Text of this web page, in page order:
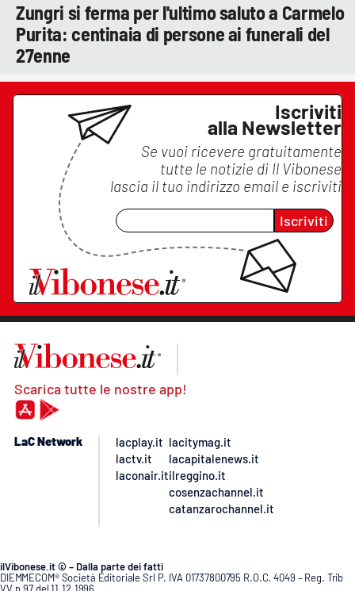
Zungri si ferma per l'ultimo saluto a Carmelo
Purita: centinaia di persone ai funerali del
27enne
Iscriviti
alla Newsletter
Se vuoi ricevere gratuitamente
tutte le notizie di Il Vibonese
lascia il tuo indirizzo email e iscriviti
Iscriviti
Scarica tutte le nostre app!
LaC Network
lacplay.it
lactv.it
laconair.it
lacitymag.it
lacapitalenews.it
ilreggino.it
cosenzachannel.it
catanzarochannel.it
ilVibonese.it © – Dalla parte dei fatti
DIEMMECOM® Società Editoriale Srl P. IVA 01737800795 R.O.C. 4049 – Reg. Trib